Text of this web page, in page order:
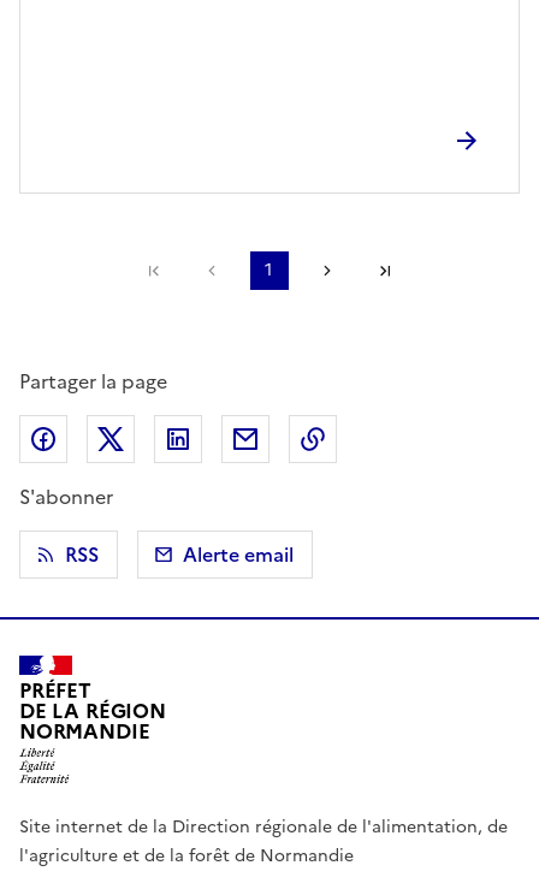
Première pagePage précédente
1 Page suivante
Partager la page
Partager sur Facebook
Partager sur X (anciennement Twitter)
Partager sur LinkedIn
Partager par email
S'abonner
RSS
Alerte email
PRÉFET
DE LA RÉGION
NORMANDIE
Site internet de la Direction régionale de l'alimentation, de
l'agriculture et de la forêt de Normandie